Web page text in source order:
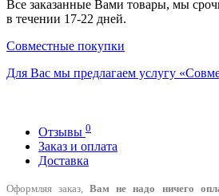
Все заказанные Вами товары, мы
в течении 17-22 дней.
Совместные покупки
Для Вас мы предлагаем услугу
Отзывы 0
Заказ и оплата
Доставка
Оформляя заказ,Вам не надо ничего